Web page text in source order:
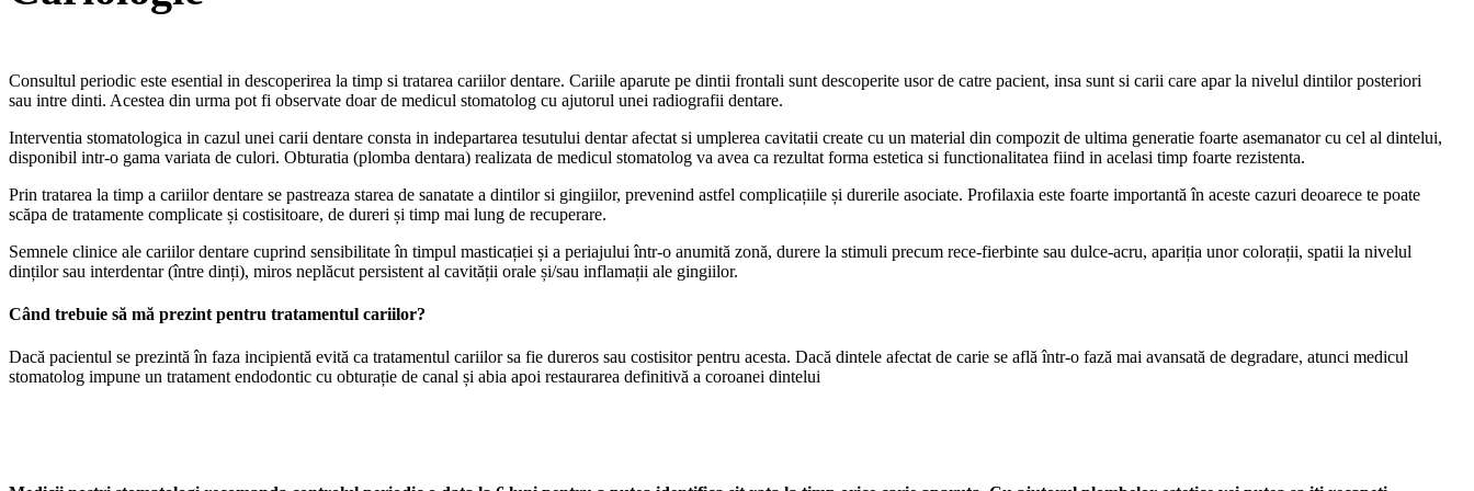
Consultul periodic este esential in descoperirea la timp si tratarea cariilor dentare. Cariile aparute pe dintii frontali sunt descoperite usor de catre pacient, insa sunt si carii care apar la nivelul dintilor posteriori
sau intre dinti. Acestea din urma pot fi observate doar de medicul stomatolog cu ajutorul unei radiografii dentare.
Interventia stomatologica in cazul unei carii dentare consta in indepartarea tesutului dentar afectat si umplerea cavitatii create cu un material din compozit de ultima generatie foarte asemanator cu cel al dintelui,
disponibil intr-o gama variata de culori. Obturatia (plomba dentara) realizata de medicul stomatolog va avea ca rezultat forma estetica si functionalitatea fiind in acelasi timp foarte rezistenta.
Prin tratarea la timp a cariilor dentare se pastreaza starea de sanatate a dintilor si gingiilor, prevenind astfel complicațiile și durerile asociate. Profilaxia este foarte importantă în aceste cazuri deoarece te poate
scăpa de tratamente complicate și costisitoare, de dureri și timp mai lung de recuperare.
Semnele clinice ale cariilor dentare cuprind sensibilitate în timpul masticației și a periajului într-o anumită zonă, durere la stimuli precum rece-fierbinte sau dulce-acru, apariția unor colorații, spatii la nivelul
dinților sau interdentar (între dinți), miros neplăcut persistent al cavității orale și/sau inflamații ale gingiilor.
Când trebuie să mă prezint pentru tratamentul cariilor?
Dacă pacientul se prezintă în faza incipientă evită ca tratamentul cariilor sa fie dureros sau costisitor pentru acesta. Dacă dintele afectat de carie se află într-o fază mai avansată de degradare, atunci medicul
stomatolog impune un tratament endodontic cu obturație de canal și abia apoi restaurarea definitivă a coroanei dintelui